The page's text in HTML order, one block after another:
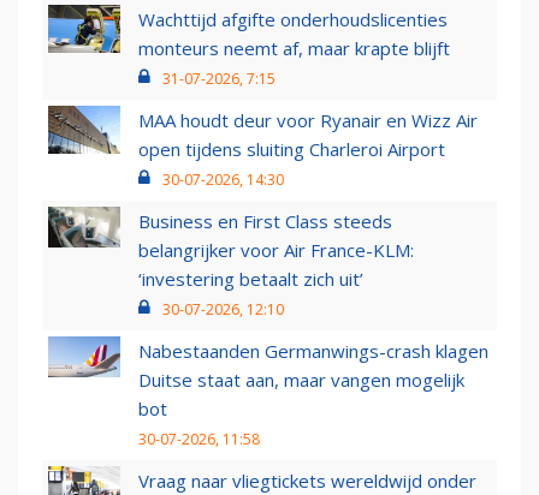
Wachttijd afgifte onderhoudslicenties
monteurs neemt af, maar krapte blijft
31-07-2026, 7:15
MAA houdt deur voor Ryanair en Wizz Air
open tijdens sluiting Charleroi Airport
30-07-2026, 14:30
Business en First Class steeds
belangrijker voor Air France-KLM:
‘investering betaalt zich uit’
30-07-2026, 12:10
Nabestaanden Germanwings-crash klagen
Duitse staat aan, maar vangen mogelijk
bot
30-07-2026, 11:58
Vraag naar vliegtickets wereldwijd onder